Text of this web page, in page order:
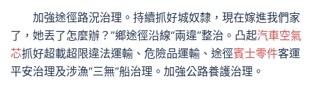
加強途徑路況治理。持續抓好城奴隸，現在嫁進我們家
了，她丟了怎麼辦？”鄉途徑沿線“兩違”整治。凸起汽車空氣
芯抓好超載超限違法運輸、危險品運輸、途徑賓士零件客運
平安治理及涉漁“三無”船治理。加強公路養護治理。